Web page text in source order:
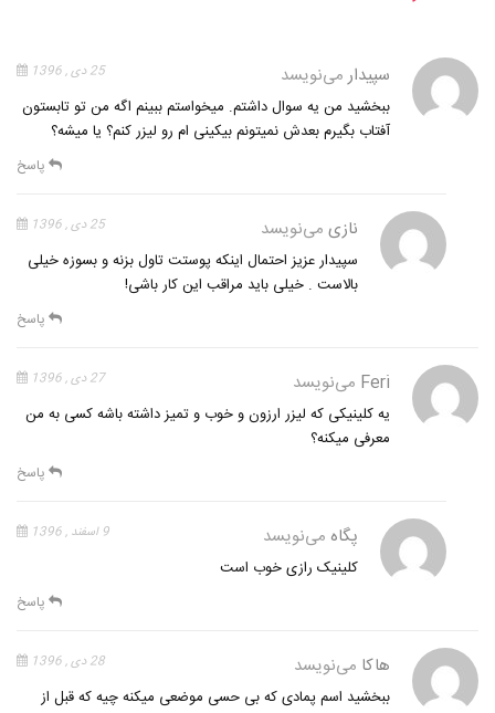
سپیدارمی‌نویسد 25 دی , 1396
ببخشید من یه سوال داشتم. میخواستم ببینم اگه من تو تابستون
آفتاب بگیرم بعدش نمیتونم بیکینی ام رو لیزر کنم؟ یا میشه؟
پاسخ
نازی می‌نویسد 25 دی , 1396
سپیدار عزیز احتمال اینکه پوستت تاول بزنه و بسوزه خیلی
بالاست . خیلی باید مراقب این کار باشی!
پاسخ
Feri می‌نویسد 27 دی , 1396
یه کلینیکی که لیزر ارزون و خوب و تمیز داشته باشه کسی به من
معرفی میکنه؟
پاسخ
پگاه می‌نویسد 9 اسفند , 1396
کلینیک رازی خوب است
پاسخ
هاکا می‌نویسد 28 دی , 1396
ببخشید اسم پمادی که بی حسی موضعی میکنه چیه که قبل از